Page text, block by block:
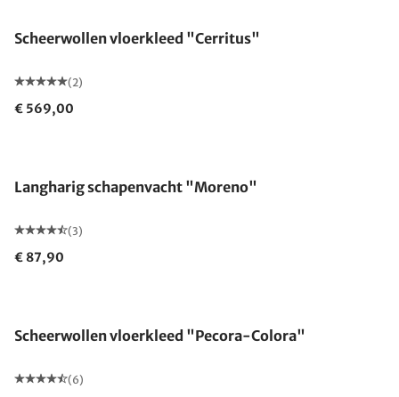
Scheerwollen vloerkleed "Cerritus"
(2)
€ 569,00
Langharig schapenvacht "Moreno"
(3)
€ 87,90
Scheerwollen vloerkleed "Pecora-Colora"
(6)